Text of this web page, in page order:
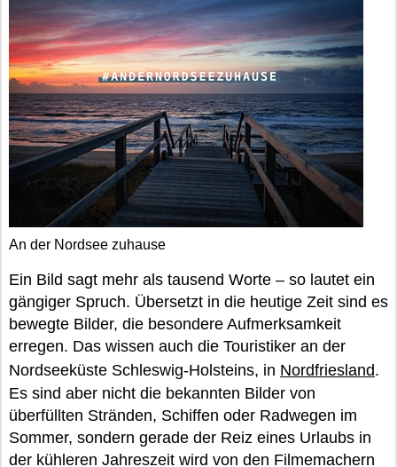
An der Nordsee zuhause
Ein Bild sagt mehr als tausend Worte – so lautet ein
gängiger Spruch. Übersetzt in die heutige Zeit sind es
bewegte Bilder, die besondere Aufmerksamkeit
erregen. Das wissen auch die Touristiker an der
Nordseeküste Schleswig-Holsteins, in Nordfriesland.
Es sind aber nicht die bekannten Bilder von
überfüllten Stränden, Schiffen oder Radwegen im
Sommer, sondern gerade der Reiz eines Urlaubs in
der kühleren Jahreszeit wird von den Filmemachern